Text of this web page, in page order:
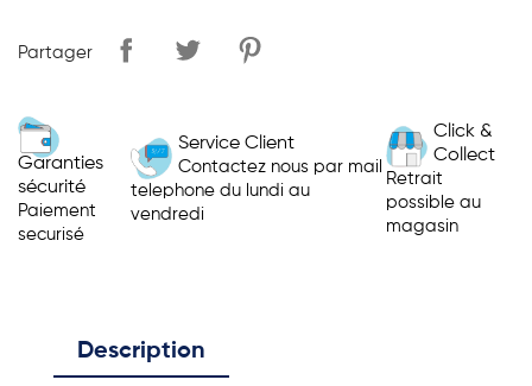
Partager
Garanties
sécurité
Paiement
securisé
Service Client
Contactez nous par mail
telephone du lundi au
vendredi
Click &
Collect
Retrait
possible au
magasin
Description